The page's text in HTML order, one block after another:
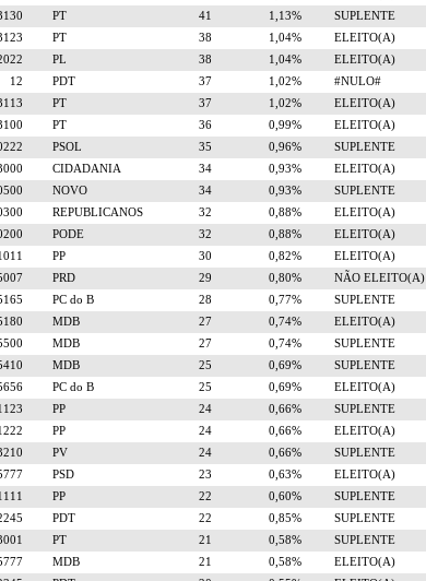
PT 41 1,13%
SUPLENTE
PT 38 1,04%
ELEITO(A)
PL 38 1,04%
ELEITO(A)
12 PDT 37 1,02%
#NULO#
PT 37 1,02%
ELEITO(A)
PT 36 0,99%
ELEITO(A)
PSOL 35 0,96%
SUPLENTE
CIDADANIA 34 0,93%
ELEITO(A)
NOVO 34 0,93%
SUPLENTE
REPUBLICANOS 32 0,88%
ELEITO(A)
PODE 32 0,88%
ELEITO(A)
PP 30 0,82%
ELEITO(A)
PRD 29 0,80%
NÃO ELEITO(A)
PC do B 28 0,77%
SUPLENTE
MDB 27 0,74%
ELEITO(A)
MDB 27 0,74%
SUPLENTE
MDB 25 0,69%
SUPLENTE
PC do B 25 0,69%
ELEITO(A)
PP 24 0,66%
SUPLENTE
PP 24 0,66%
ELEITO(A)
PV 24 0,66%
SUPLENTE
PSD 23 0,63%
ELEITO(A)
PP 22 0,60%
SUPLENTE
PDT 22 0,85%
SUPLENTE
PT 21 0,58%
SUPLENTE
MDB 21 0,58%
ELEITO(A)